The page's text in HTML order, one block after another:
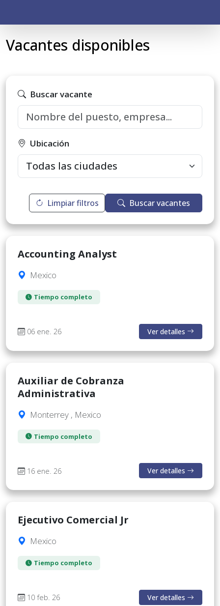
Vacantes disponibles
Buscar vacante
Ubicación
Limpiar filtros Buscar vacantes
Accounting Analyst
Mexico
Tiempo completo
06 ene. 26 Ver detalles
Auxiliar de Cobranza
Administrativa
Monterrey , Mexico
Tiempo completo
16 ene. 26 Ver detalles
Ejecutivo Comercial Jr
Mexico
Tiempo completo
10 feb. 26 Ver detalles